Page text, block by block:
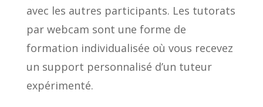
avec les autres participants. Les tutorats
par webcam sont une forme de
formation individualisée où vous recevez
un support personnalisé d’un tuteur
expérimenté.